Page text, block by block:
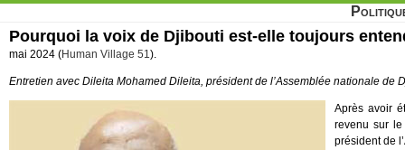
Pourquoi la voix de Djibouti est-elle toujours
mai 2024 (Human Village 51).
Entretien avec Dileita Mohamed Dileita, président de l’Assemblée nationale de
Après avoir
revenu sur
président de